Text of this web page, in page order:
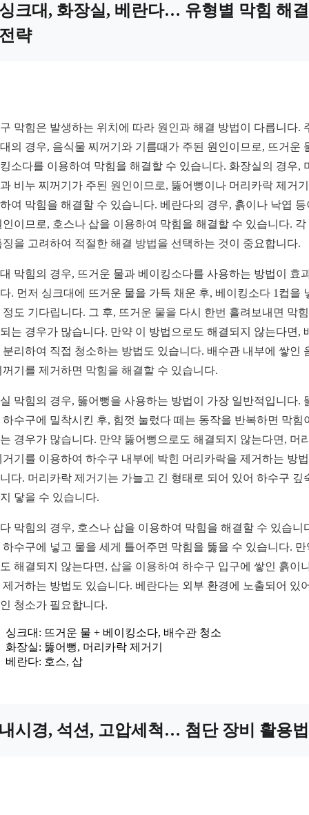
크대, 화장실, 베란다… 유형별 막힘 해결
략
막힘은 발생하는 위치에 따라 원인과 해결 방법이 다릅니다.
의 경우, 음식물 찌꺼기와 기름때가 주된 원인이므로, 뜨거운
소다를 이용하여 막힘을 해결할 수 있습니다. 화장실의 경우,
비누 찌꺼기가 주된 원인이므로, 뚫어뻥이나 머리카락 제거
여 막힘을 해결할 수 있습니다. 베란다의 경우, 흙이나 낙엽 등
인이므로, 호스나 삽을 이용하여 막힘을 해결할 수 있습니다. 각
징을 고려하여 적절한 해결 방법을 선택하는 것이 중요합니다.
막힘의 경우, 뜨거운 물과 베이킹소다를 사용하는 방법이 효
. 먼저 싱크대에 뜨거운 물을 가득 채운 후, 베이킹소다 1컵을
정도 기다립니다. 그 후, 뜨거운 물을 다시 한번 흘려보내면 막
는 경우가 많습니다. 만약 이 방법으로도 해결되지 않는다면,
분리하여 직접 청소하는 방법도 있습니다. 배수관 내부에 쌓인
꺼기를 제거하면 막힘을 해결할 수 있습니다.
막힘의 경우, 뚫어뻥을 사용하는 방법이 가장 일반적입니다.
하수구에 밀착시킨 후, 힘껏 눌렀다 떼는 동작을 반복하면 막힘
경우가 많습니다. 만약 뚫어뻥으로도 해결되지 않는다면, 머
거기를 이용하여 하수구 내부에 박힌 머리카락을 제거하는 방
다. 머리카락 제거기는 가늘고 긴 형태로 되어 있어 하수구 깊
닿을 수 있습니다.
막힘의 경우, 호스나 삽을 이용하여 막힘을 해결할 수 있습니
하수구에 넣고 물을 세게 틀어주면 막힘을 뚫을 수 있습니다. 만
해결되지 않는다면, 삽을 이용하여 하수구 입구에 쌓인 흙이
제거하는 방법도 있습니다. 베란다는 외부 환경에 노출되어 있
청소가 필요합니다.
싱크대: 뜨거운 물 + 베이킹소다, 배수관 청소
화장실: 뚫어뻥, 머리카락 제거기
베란다: 호스, 삽
시경, 석션, 고압세척… 첨단 장비 활용법